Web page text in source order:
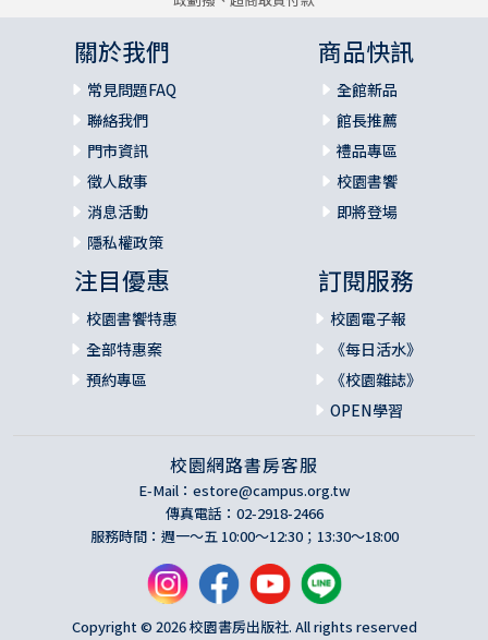
關於我們
常見問題FAQ
聯絡我們
門市資訊
徵人啟事
消息活動
隱私權政策
商品快訊
全館新品
館長推薦
禮品專區
校園書饗
即將登場
注目優惠
校園書饗特惠
全部特惠案
預約專區
訂閱服務
校園電子報
《每日活水》
《校園雜誌》
OPEN學習
校園網路書房客服
E-Mail： estore@campus.org.tw
傳真電話：02-2918-2466
服務時間：週一～五 10:00～12:30；13:30～18:00
Copyright © 2026 校園書房出版社. All rights reserved